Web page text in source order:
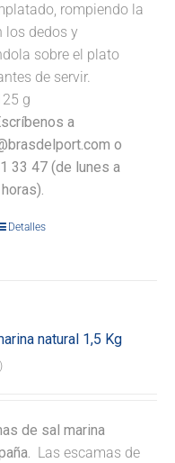
rompiendo la
los dedos y
sobre el plato
de servir.
g
a
o
33 47 (de lunes a
Detalles
natural 1,5 Kg
de sal marina
Las escamas de